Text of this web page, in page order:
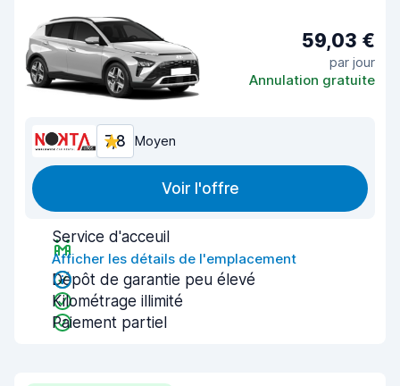
59,03 €
par jour
Annulation gratuite
7,8 Moyen
Voir l'offre
Service d'acceuil
Afficher les détails de l'emplacement
Dépôt de garantie peu élevé
Kilométrage illimité
Paiement partiel